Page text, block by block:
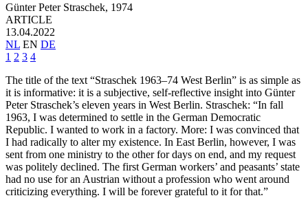
Günter Peter Straschek, 1974
ARTICLE
13.04.2022
NL EN DE
1 2 3 4
The title of the text “Straschek 1963–74 West Berlin” is as simple as
it is informative: it is a subjective, self-reflective insight into Günter
Peter Straschek’s eleven years in West Berlin. Straschek: “In fall
1963, I was determined to settle in the German Democratic
Republic. I wanted to work in a factory. More: I was convinced that
I had radically to alter my existence. In East Berlin, however, I was
sent from one ministry to the other for days on end, and my request
was politely declined. The first German workers’ and peasants’ state
had no use for an Austrian without a profession who went around
criticizing everything. I will be forever grateful to it for that.”